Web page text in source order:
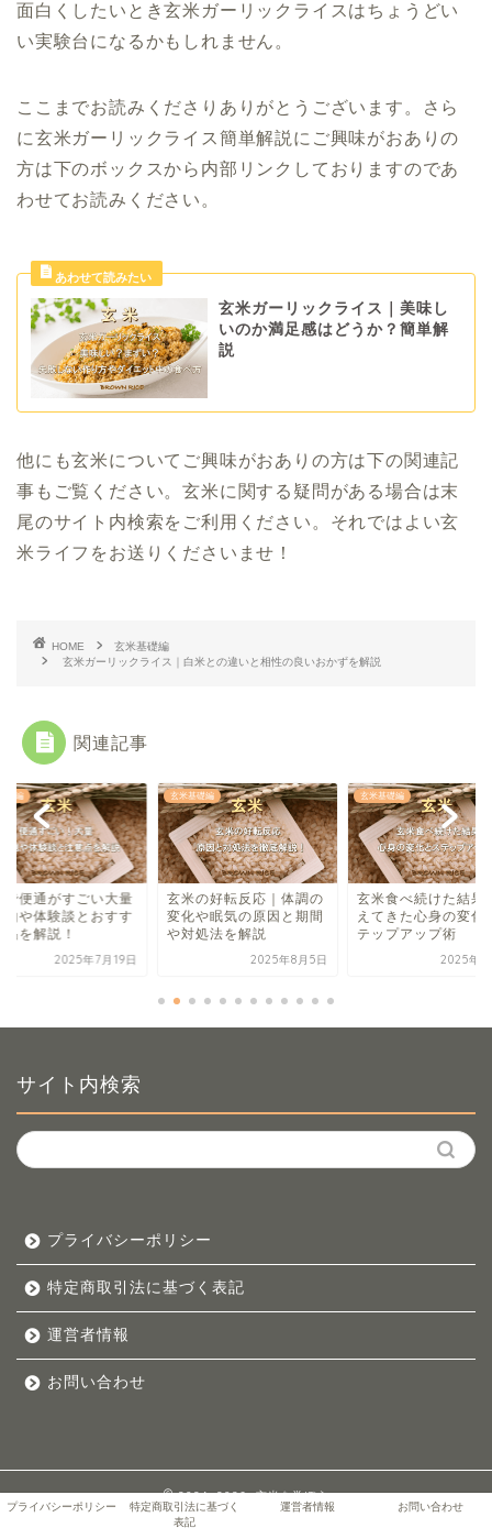
面白くしたいとき玄米ガーリックライスはちょうどい
い実験台になるかもしれません。
ここまでお読みくださりありがとうございます。さら
に玄米ガーリックライス簡単解説にご興味がおありの
方は下のボックスから内部リンクしておりますのであ
わせてお読みください。
玄米ガーリックライス｜美味し
いのか満足感はどうか？簡単解
説
他にも玄米についてご興味がおありの方は下の関連記
事もご覧ください。玄米に関する疑問がある場合は末
尾のサイト内検索をご利用ください。それではよい玄
米ライフをお送りくださいませ！
HOME
玄米基礎編
玄米ガーリックライス｜白米との違いと相性の良いおかずを解説
関連記事
礎編
で便通がすごい大量
由や体験談とおすす
品を解説！
2025年7月19日
玄米基礎編
玄米の好転反応｜体調の
変化や眠気の原因と期間
や対処法を解説
2025年8月5日
玄米基礎編
玄米食べ続けた結果
えてきた心身の変化
テップアップ術
2025年7
サイト内検索
プライバシーポリシー
特定商取引法に基づく表記
運営者情報
お問い合わせ
2024–2026 玄米を学ぼう
プライバシーポリシー
特定商取引法に基づく
表記
運営者情報 お問い合わせ